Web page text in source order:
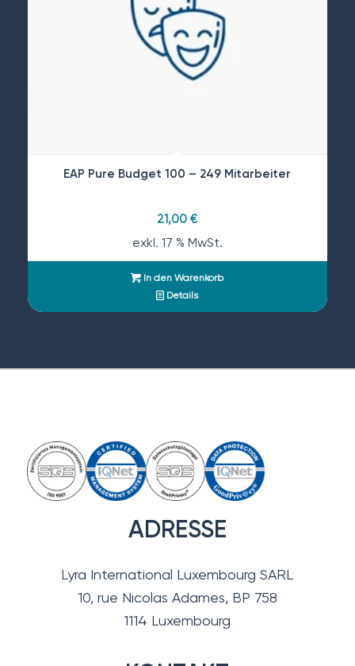
EAP Pure Budget 100 – 249 Mitarbeiter
21,00€
exkl. 17 % MwSt.
In den Warenkorb
Details
ADRESSE
Lyra International Luxembourg SARL
10, rue Nicolas Adames, BP 758
1114 Luxembourg